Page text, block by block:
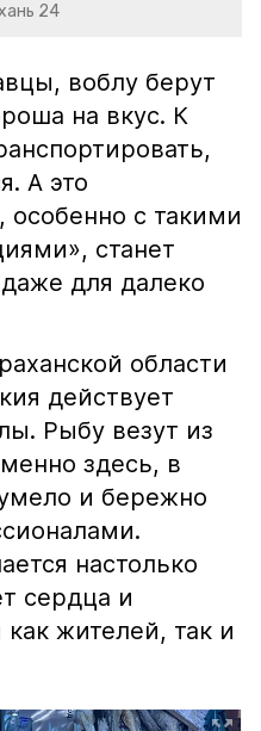
24
воблу берут
на вкус. К
А это
с такими
станет
для далеко
области
действует
Рыбу везут из
здесь, в
и бережно
настолько
сердца и
жителей, так и